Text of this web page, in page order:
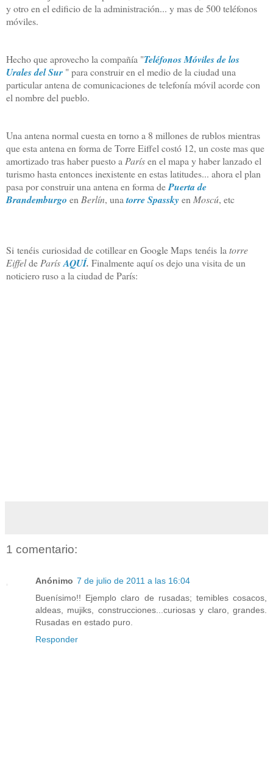
y otro en el edificio de la administración... y mas de 500 teléfonos
móviles.
Hecho que aprovecho la compañía "Teléfonos Móviles de los
Urales del Sur " para construir en el medio de la ciudad una
particular antena de comunicaciones de telefonía móvil acorde con
el nombre del pueblo.
Una antena normal cuesta en torno a 8 millones de rublos mientras
que esta antena en forma de Torre Eiffel costó 12, un coste mas que
amortizado tras haber puesto a Parísen el mapa y haber lanzado el
turismo hasta entonces inexistente en estas latitudes... ahora el plan
pasa por construir una antena en forma dePuerta de
Brandemburgo en Berlín, unatorre Spassky en Moscú, etc
Si tenéis curiosidad de cotillear en Google Maps tenéis la torre
Eiffelde París AQUÍ. Finalmente aquí os dejo una visita de un
noticiero ruso a la ciudad de París:
1 comentario:
Anónimo 7 de julio de 2011 a las 16:04
Buenísimo!! Ejemplo claro de rusadas; temibles cosacos,
aldeas, mujiks, construcciones...curiosas y claro, grandes.
Rusadas en estado puro.
Responder